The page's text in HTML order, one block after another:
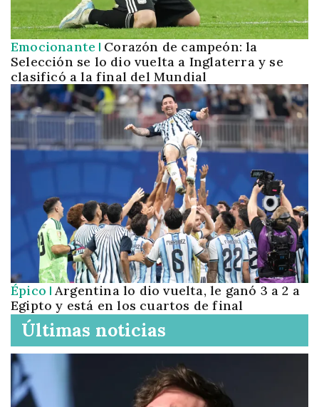
Emocionante
Corazón de campeón: la
Selección se lo dio vuelta a Inglaterra y se
clasificó a la final del Mundial
Épico
Argentina lo dio vuelta, le ganó 3 a 2 a
Egipto y está en los cuartos de final
Últimas noticias